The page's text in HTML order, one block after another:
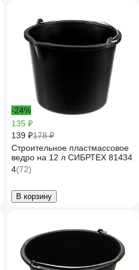
-24%
135 ₽
139 ₽178 ₽
Строительное пластмассовое
ведро на 12 л СИБРТЕХ 81434
4(72)
В корзину